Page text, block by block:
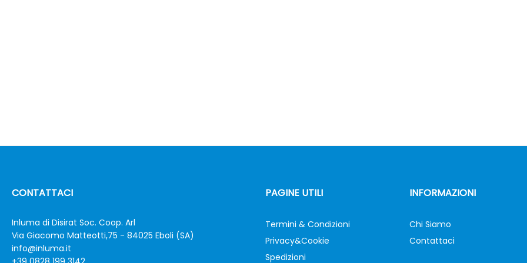
CONTATTACI
Inluma di Disirat Soc. Coop. Arl
Via Giacomo Matteotti,75 - 84025 Eboli (SA)
info@inluma.it
PAGINE UTILI
Termini & Condizioni
Privacy&Cookie
Spedizioni
INFORMAZIONI
Chi Siamo
Contattaci